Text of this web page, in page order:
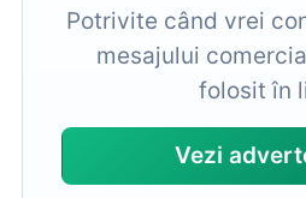
Potrivite când vrei
mesajului
folosit în
Vezi